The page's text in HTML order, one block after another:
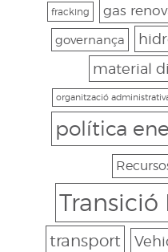
fracking gas
governança
material
organització
política
Transició
transport